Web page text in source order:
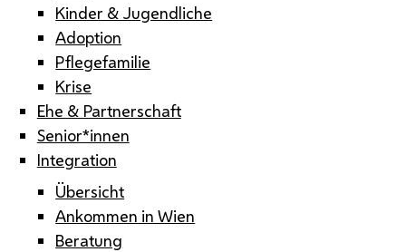
Kinder & Jugendliche
Adoption
Pflegefamilie
Krise
Ehe & Partnerschaft
Senior*innen
Integration
Übersicht
Ankommen in Wien
Beratung